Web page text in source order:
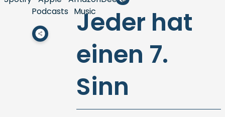
Podcasts Music
Jeder hat
einen 7.
Sinn